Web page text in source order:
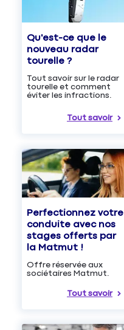
Qu'est-ce que le
nouveau radar
tourelle ?
Tout savoir sur le radar
tourelle et comment
éviter les infractions.
Tout savoir
Perfectionnez votre
conduite avec nos
stages offerts par
la Matmut !
Offre réservée aux
sociétaires Matmut.
Tout savoir